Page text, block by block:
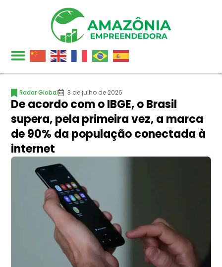
Radar Global 3 de julho de 2026
De acordo com o IBGE, o Brasil
supera, pela primeira vez, a marca
de 90% da população conectada à
internet